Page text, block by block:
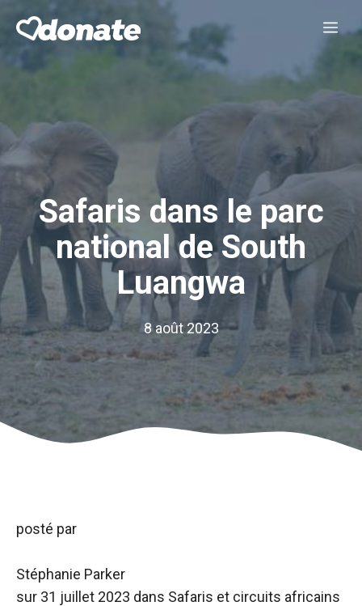
contenu
Safaris dans le parc
national de South
Luangwa
8 août 2023
posté par
Stéphanie Parker
sur 31 juillet 2023 dans Safaris et circuits africains